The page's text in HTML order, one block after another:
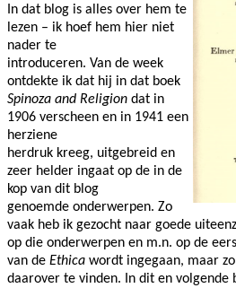
In dat blog is alles over hem te
lezen – ik hoef hem hier niet
nader te
introduceren. Van de week
ontdekte ik dat hij in dat boek
Spinoza and Religion dat in
1906 verscheen en in 1941 een
herziene
herdruk kreeg, uitgebreid en
zeer helder ingaat op de in de
kop van dit blog
genoemde onderwerpen. Zo
vaak heb ik gezocht naar goede
op die onderwerpen en m.n. op de
van de Ethica wordt ingegaan, maar
daarover te vinden. In dit en volgende